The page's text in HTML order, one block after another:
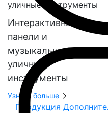
Интерактивные
панели и
музыкальные
уличные
инструменты
Узнать больше
Продукция